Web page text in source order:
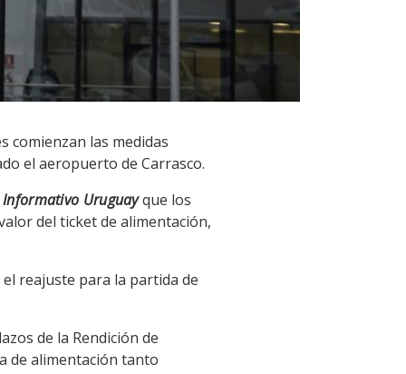
comienzan las medidas
el aeropuerto de Carrasco.
Informativo Uruguayque los
del ticket de alimentación,
reajuste para la partida de
de la Rendición de
de alimentación tanto